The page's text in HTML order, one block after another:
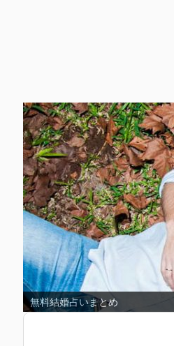
無料復縁占いまとめ